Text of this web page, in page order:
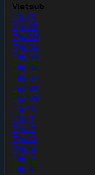
Vietsub
Tập 01
Tập 02
Tập 03
Tập 04
Tập 05
Tập 06
Tập 07
Tập 08
Tập 09
Tập 10
Tập 11
Tập 12
Tập 13
Tập 14
Tập 15
Tập 16